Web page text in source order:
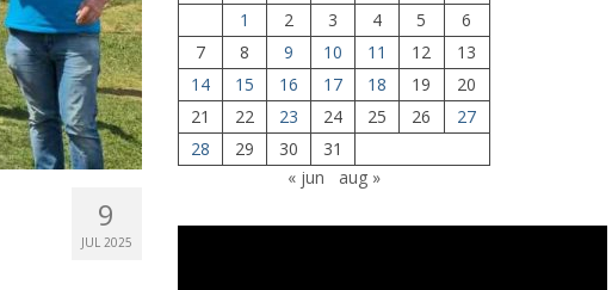
9
JUL 2025
1
2 3 4 5
6
7
8 9 10 11 12
13
14
15 16 17 18 19
20
21
22 23 24 25 26
27
28
29 30
31
« jun
aug »